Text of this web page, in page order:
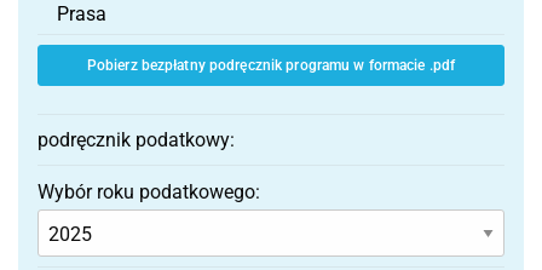
Prasa
Pobierz bezpłatny podręcznik programu w formacie .pdf
podręcznik podatkowy:
Wybór roku podatkowego: